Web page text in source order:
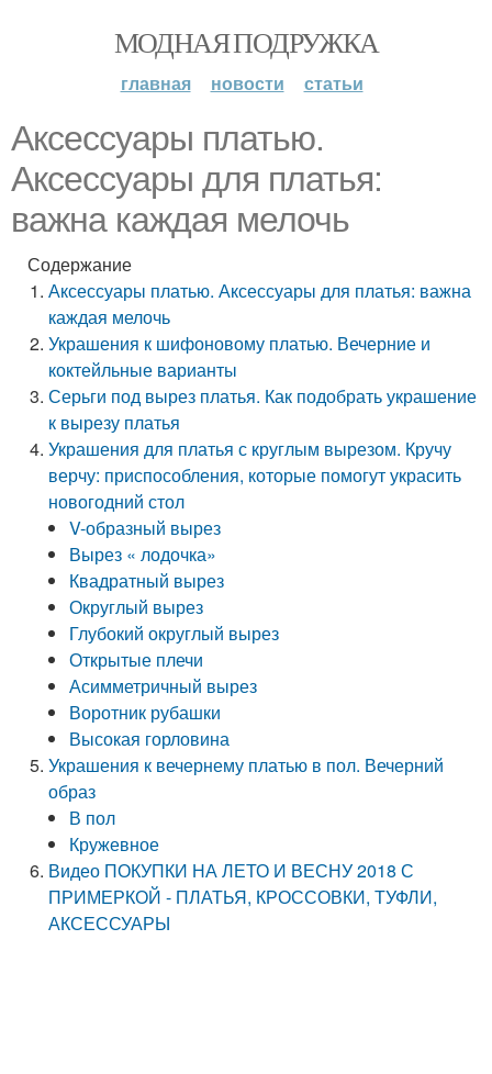
МОДНАЯ ПОДРУЖКА
главная новости статьи
Аксессуары платью.
Аксессуары для платья:
важна каждая мелочь
Содержание
Аксессуары платью. Аксессуары для платья: важна
каждая мелочь
Украшения к шифоновому платью. Вечерние и
коктейльные варианты
Серьги под вырез платья. Как подобрать украшение
к вырезу платья
Украшения для платья с круглым вырезом. Кручу
верчу: приспособления, которые помогут украсить
новогодний стол
V-образный вырез
Вырез « лодочка»
Квадратный вырез
Округлый вырез
Глубокий округлый вырез
Открытые плечи
Асимметричный вырез
Воротник рубашки
Высокая горловина
Украшения к вечернему платью в пол. Вечерний
образ
В пол
Кружевное
Видео ПОКУПКИ НА ЛЕТО И ВЕСНУ 2018 С
ПРИМЕРКОЙ - ПЛАТЬЯ, КРОССОВКИ, ТУФЛИ,
АКСЕССУАРЫ